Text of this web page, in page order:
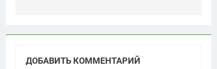
ДОБАВИТЬ КОММЕНТАРИЙ